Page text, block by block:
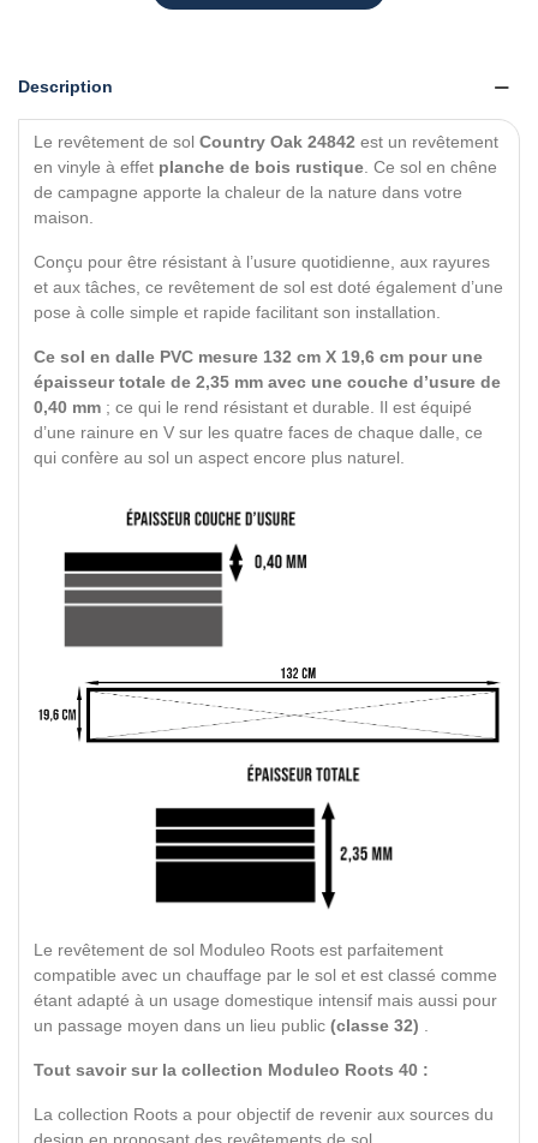
Description
Le revêtement de sol Country Oak 24842 est un revêtement
en vinyle à effet planche de bois rustique. Ce sol en chêne
de campagne apporte la chaleur de la nature dans votre
maison.
Conçu pour être résistant à l’usure quotidienne, aux rayures
et aux tâches, ce revêtement de sol est doté également d’une
pose à colle simple et rapide facilitant son installation.
Ce sol en dalle PVC mesure 132 cm X 19,6 cm pour une
épaisseur totale de 2,35 mm avec une couche d’usure de
0,40 mm ; ce qui le rend résistant et durable. Il est équipé
d’une rainure en V sur les quatre faces de chaque dalle, ce
qui confère au sol un aspect encore plus naturel.
Le revêtement de sol Moduleo Roots est parfaitement
compatible avec un chauffage par le sol et est classé comme
étant adapté à un usage domestique intensif mais aussi pour
un passage moyen dans un lieu public (classe 32) .
Tout savoir sur la collection Moduleo Roots 40 :
La collection Roots a pour objectif de revenir aux sources du